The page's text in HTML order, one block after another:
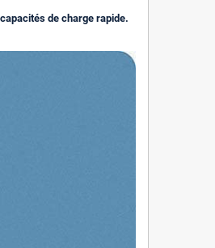
capacités de charge rapide.